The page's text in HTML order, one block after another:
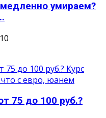
умираем?
75 до 100 руб.?